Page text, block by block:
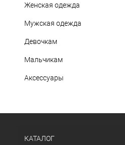
Женская одежда
Мужская одежда
Девочкам
Мальчикам
Аксессуары
КАТАЛОГ